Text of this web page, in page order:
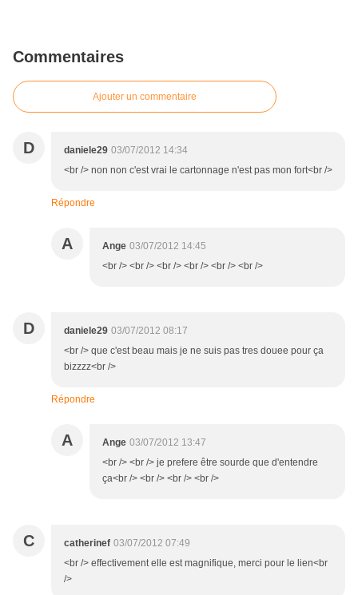
Commentaires
Ajouter un commentaire
D daniele29 03/07/2012 14:34
<br /> non non c'est vrai le cartonnage n'est pas mon fort<br />
Répondre
A Ange 03/07/2012 14:45
<br /> <br /> <br /> <br /> <br /> <br />
D daniele29 03/07/2012 08:17
<br /> que c'est beau mais je ne suis pas tres douee pour ça
bizzzz<br />
Répondre
A Ange 03/07/2012 13:47
<br /> <br /> je prefere être sourde que d'entendre
ça<br /> <br /> <br /> <br />
C catherinef 03/07/2012 07:49
<br /> effectivement elle est magnifique, merci pour le lien<br
/>